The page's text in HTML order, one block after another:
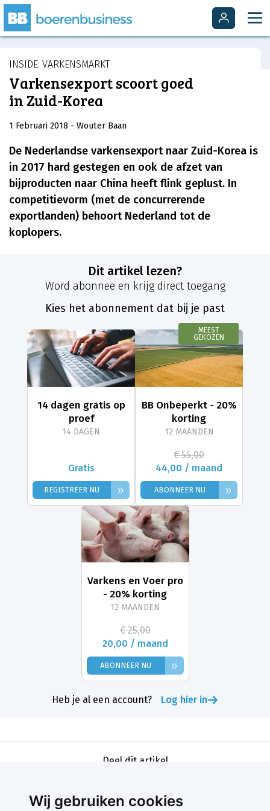
Wij gebruiken cookies
INSIDE: VARKENSMARKT
Varkensexport scoort goed
in Zuid-Korea
1 Februari 2018 - Wouter Baan
De Nederlandse varkensexport naar Zuid-Korea is
in 2017 hard gestegen en ook de afzet van
bijproducten naar China heeft flink geplust. In
competitievorm (met de concurrerende
exportlanden) behoort Nederland tot de
koplopers.
Dit artikel lezen?
Word abonnee en krijg direct toegang
Kies het abonnement dat bij je past
14 dagen gratis op
proef
14 DAGEN
Gratis
REGISTREER NU »
MEEST
GEKOZEN
BB Onbeperkt - 20%
korting
12 MAANDEN
€ 55,00
44,00 / maand
ABONNEER NU »
Varkens en Voer pro
- 20% korting
12 MAANDEN
€ 25,00
20,00 / maand
ABONNEER NU »
Heb je al een account? Log hier in
Deel dit artikel